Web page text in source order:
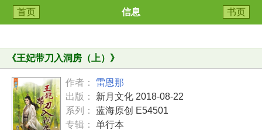
首页 信息 书页
《王妃带刀入洞房（上） 》
作者：
雷恩那
出版：
新月文化 2018-08-22
系列：
蓝海原创 E54501
专辑：
单行本